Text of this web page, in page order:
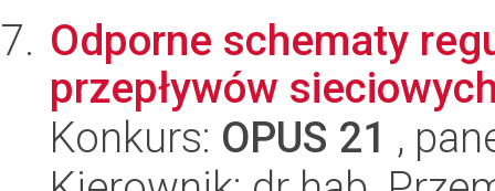
Odporne schematy
przepływów
Konkurs: OPUS 21 ,